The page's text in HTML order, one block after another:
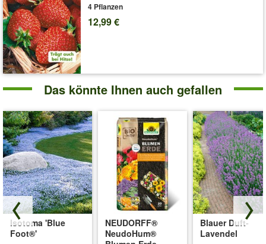
4 Pflanzen
12,99 €
Das könnte Ihnen auch gefallen
Isotoma 'Blue
Foot®'
NEUDORFF®
NeudoHum®
Blauer Duft-
Lavendel